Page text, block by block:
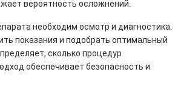
вероятность осложнений.
необходим осмотр и диагностика.
показания и подобрать оптимальный
сколько процедур
обеспечивает безопасность и